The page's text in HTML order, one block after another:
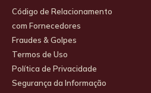
Código de Relacionamento
com Fornecedores
Fraudes & Golpes
Termos de Uso
Política de Privacidade
Segurança da Informação